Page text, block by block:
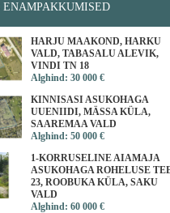
ENAMPAKKUMISED
HARJU MAAKOND, HARKU
VALD, TABASALU ALEVIK,
VINDI TN 18
Alghind: 30 000 €
KINNISASI ASUKOHAGA
UUENIIDI, MÄSSA KÜLA,
SAAREMAA VALD
Alghind: 50 000 €
1-KORRUSELINE AIAMAJA
ASUKOHAGA ROHELUSE
23, ROOBUKA KÜLA, SAKU
VALD
Alghind: 60 000 €